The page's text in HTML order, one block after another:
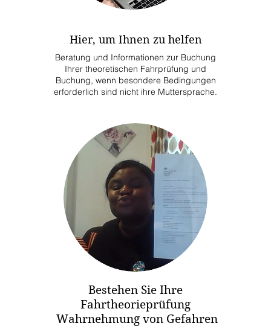
Hier, um Ihnen zu helfen
Beratung und Informationen zur Buchung
Ihrer theoretischen Fahrprüfung und
Buchung, wenn besondere Bedingungen
erforderlich sind nicht ihre Muttersprache.
Bestehen Sie Ihre
Fahrtheorieprüfung
Wahrnehmung von Gefahren